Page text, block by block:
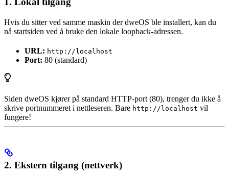
Hvis du sitter ved samme maskin der dweOS ble installert, kan du
nå startsiden ved å bruke den lokale loopback-adressen.
URL: http://localhost
Port: 80 (standard)
Siden dweOS kjører på standard HTTP-port (80), trenger du ikke å
skrive portnummeret i nettleseren. Bare http://localhost vil
fungere!
2. Ekstern tilgang (nettverk)